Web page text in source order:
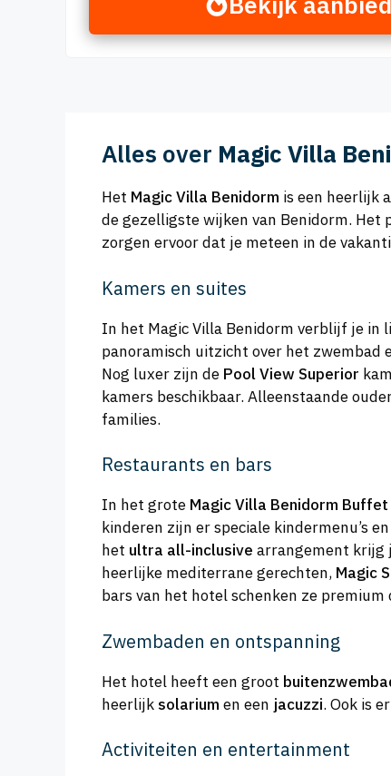
Alles over Magic Villa
Het Magic Villa Benidorm is een heerlijk
de gezelligste wijken van Benidorm.
zorgen ervoor dat je meteen in de
Kamers en suites
In het Magic Villa Benidorm verblijf je in
panoramisch uitzicht over het zwembad
Nog luxer zijn de Pool View Superior
kamers beschikbaar. Alleenstaande
families.
Restaurants en bars
In het grote Magic Villa Benidorm
kinderen zijn er speciale kindermenu’s
het ultra all-inclusive arrangement krijg
heerlijke mediterrane gerechten, Magic
bars van het hotel schenken ze premium
Zwembaden en ontspanning
Het hotel heeft een groot
heerlijk solarium en een jacuzzi. Ook is
Activiteiten en entertainment